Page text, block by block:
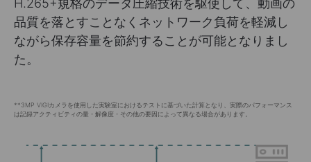
H.265+規格のデータ圧縮技術を駆使して、動画の
品質を落とすことなくネットワーク負荷を軽減し
ながら保存容量を節約することが可能となりまし
た。
**3MP VIGIカメラを使用した実験室におけるテストに基づいた計算となり、実際のパフォーマンス
は記録アクティビティの量・解像度・その他の要因によって異なる場合があります。